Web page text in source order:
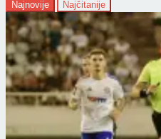
Najnovije Najčitanije